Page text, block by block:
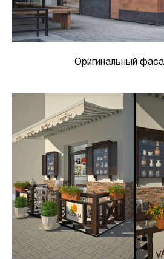
Оригинальный